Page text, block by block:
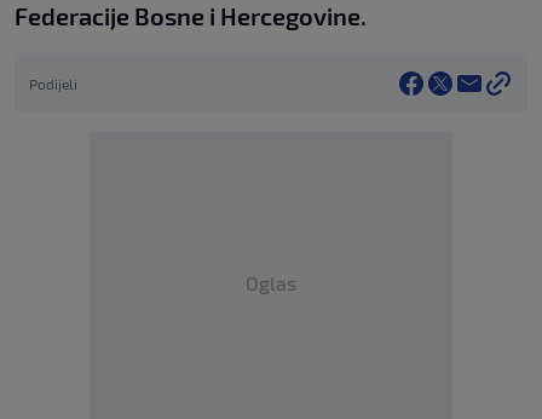
Federacije Bosne i Hercegovine.
Podijeli
Oglas